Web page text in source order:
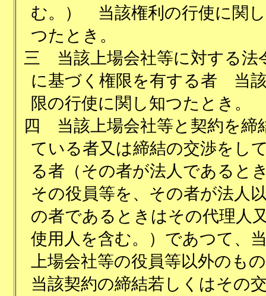
む。） 当該権利の行使に関
つたとき。
三
当該上場会社等に対する法
に基づく権限を有する者 当
限の行使に関し知つたとき。
四
当該上場会社等と契約を締
ている者又は締結の交渉をし
る者（その者が法人であると
その役員等を、その者が法人
の者であるときはその代理人
使用人を含む。）であつて、
上場会社等の役員等以外の
当該契約の締結若しくはその